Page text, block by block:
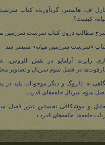
اف. هاستتر، گردآورنده کتاب
کیست؟
مطالب درون کتاب سرشت سرزمین
«سرشت سرزمین میانه» منتشر شد
رابرت آرامایو در نقش الروس،
در فصل سوم سریال و تصاویر مجله
به بالروگ و دیگر موجودات پلید
سوم سریال حلقه‌های قدرت
و موشکافی نخستین تیزر فصل
ارباب حلقه‌ها: حلقه‌های قدرت